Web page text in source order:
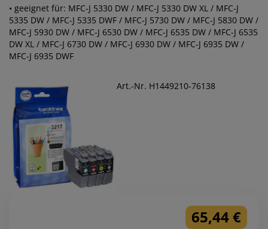
• geeignet für: MFC-J 5330 DW / MFC-J 5330 DW XL / MFC-J
5335 DW / MFC-J 5335 DWF / MFC-J 5730 DW / MFC-J 5830 DW /
MFC-J 5930 DW / MFC-J 6530 DW / MFC-J 6535 DW / MFC-J 6535
DW XL / MFC-J 6730 DW / MFC-J 6930 DW / MFC-J 6935 DW /
MFC-J 6935 DWF
Art.-Nr. H1449210-76138
65,44 €